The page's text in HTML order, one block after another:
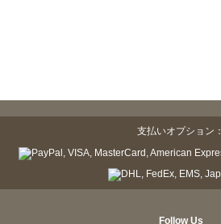
支払いオプション：
Follow Us